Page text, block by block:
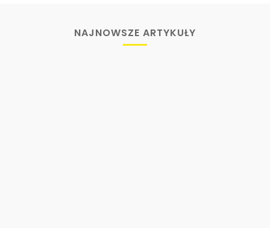
NAJNOWSZE ARTYKUŁY